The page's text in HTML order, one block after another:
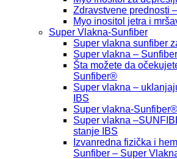
Zdravstvene prednosti
Myo inositol jetra i
Super Vlakna-Sunfiber
Super vlakna sunfiber
Super vlakna –
Šta možete da
Sunfiber®
Super vlakna –
IBS
Super vlakna-Sunfiber®
Super vlakna
stanje IBS
Izvanredna fizička i
Sunfiber – Super